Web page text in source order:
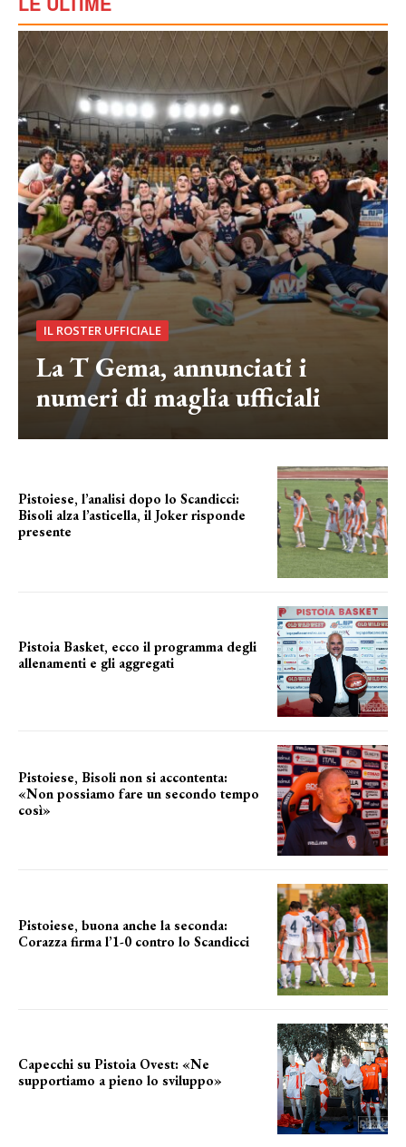
IL ROSTER UFFICIALE
La T Gema, annunciati i
numeri di maglia ufficiali
Pistoiese, l’analisi dopo lo Scandicci:
Bisoli alza l’asticella, il Joker risponde
presente
Pistoia Basket, ecco il programma degli
allenamenti e gli aggregati
Pistoiese, Bisoli non si accontenta:
«Non possiamo fare un secondo tempo
così»
Pistoiese, buona anche la seconda:
Corazza firma l’1-0 contro lo Scandicci
Capecchi su Pistoia Ovest: «Ne
supportiamo a pieno lo sviluppo»